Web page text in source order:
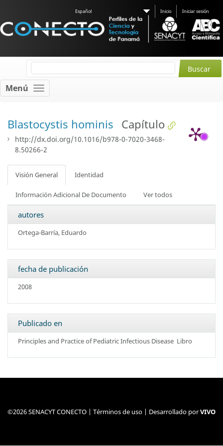
Español Inicio Iniciar sesión
Menú
Blastocystis hominis Capítulo
http://dx.doi.org/10.1016/b978-0-7020-3468-
8.50266-2
Visión General Identidad
Información Adicional De Documento Ver todos
autores
Ortega-Barría, Eduardo
fecha de publicación
2008
Publicado en
Principles and Practice of Pediatric Infectious Disease Libro
©2026 SENACYT CONECTO | Términos de uso | Desarrollado porVIVO